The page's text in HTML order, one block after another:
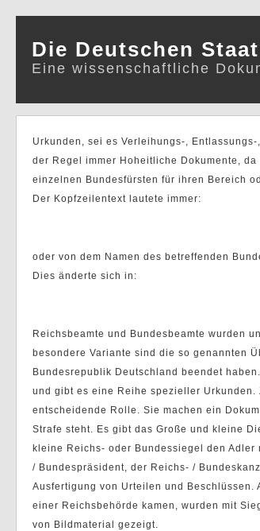
Die Deutschen
Eine wissenschaftliche
Urkunden, sei es Verleihungs-,
der Regel immer Hoheitliche Dokumente,
einzelnen Bundesfürsten für ihren Bereich
Der Kopfzeilentext lautete immer:
oder von dem Namen des betreffenden
Dies änderte sich in:
Reichsbeamte und Bundesbeamte wurden
besondere Variante sind die so genannten
Bundesrepublik Deutschland beendet
und gibt es eine Reihe spezieller
entscheidende Rolle. Sie machen ein
Strafe steht. Es gibt das Große und kleine
kleine Reichs- oder Bundessiegel den
/ Bundespräsident, der Reichs- /
Ausfertigung von Urteilen und
einer Reichsbehörde kamen, wurden mit
von Bildmaterial gezeigt.